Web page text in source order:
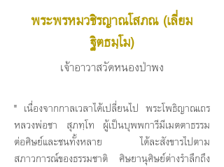
พระพรหมวชิรญาณโสภณ (เลี่ยม
ฐิตธมฺโม)
เจ้าอาวาสวัดหนองป่าพง
" เนื่องจากกาลเวลาได้เปลี่ยนไป พระโพธิญาณเถร
หลวงพ่อชา สุภทฺโท ผู้เป็นบุพพการีมีเมตตาธรรม
ต่อศิษย์และชนทั้งหลาย ได้ละสังขารไปตาม
สภาวการณ์ของธรรมชาติ ศิษยานุศิษย์ต่างรำลึกถึง